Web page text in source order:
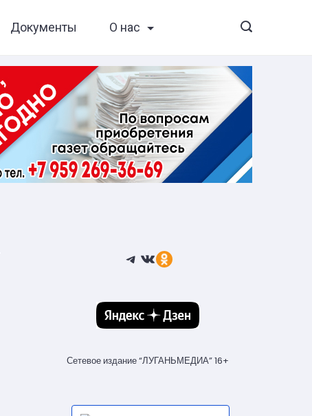
Документы О нас
Telegram
ВКонтакте
Ссылка
Сетевое издание “ЛУГАНЬМЕДИА” 16+